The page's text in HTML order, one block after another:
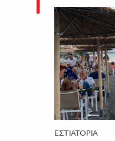
ΕΣΤΙΑΤΌΡΙΑ